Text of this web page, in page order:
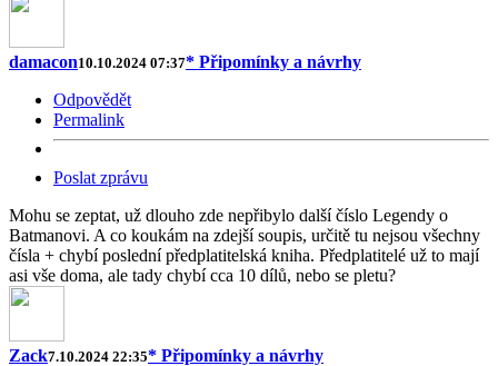
damacon10.10.2024 07:37* Připomínky a návrhy
Odpovědět
Permalink
Poslat zprávu
Mohu se zeptat, už dlouho zde nepřibylo další číslo Legendy o
Batmanovi. A co koukám na zdejší soupis, určitě tu nejsou všechny
čísla + chybí poslední předplatitelská kniha. Předplatitelé už to mají
asi vše doma, ale tady chybí cca 10 dílů, nebo se pletu?
Zack7.10.2024 22:35* Připomínky a návrhy